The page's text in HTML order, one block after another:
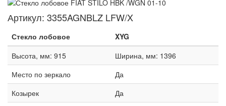
Артикул: 3355AGNBLZ LFW/X
Стекло лобовое
XYG
Высота, мм: 915
Ширина, мм: 1396
Место по зеркало
Да
Козырек
Да